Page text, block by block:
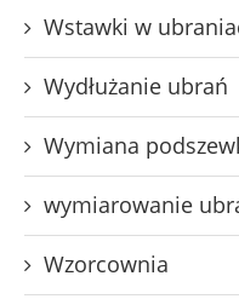
Wstawki w
Wydłużanie ubrań
Wymiana
wymiarowanie
Wzorcownia